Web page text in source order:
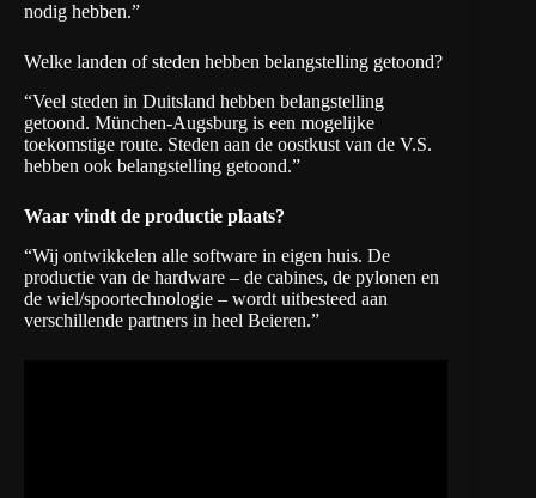
nodig hebben.”
Welke landen of steden hebben belangstelling getoond?
“Veel steden in Duitsland hebben belangstelling
getoond. München-Augsburg is een mogelijke
toekomstige route. Steden aan de oostkust van de V.S.
hebben ook belangstelling getoond.”
Waar vindt de productie plaats?
“Wij ontwikkelen alle software in eigen huis. De
productie van de hardware – de cabines, de pylonen en
de wiel/spoortechnologie – wordt uitbesteed aan
verschillende partners in heel Beieren.”